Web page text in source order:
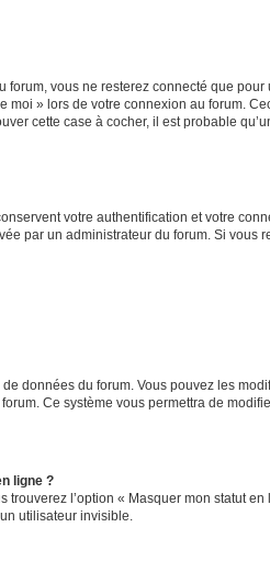
vous ne resterez connecté que
» lors de votre connexion au forum.
cette case à cocher, il est probable
votre authentification et votre
par un administrateur du forum. Si
données du forum. Vous pouvez les
Ce système vous permettra de
ligne ?
l’option « Masquer mon statut
utilisateur invisible.